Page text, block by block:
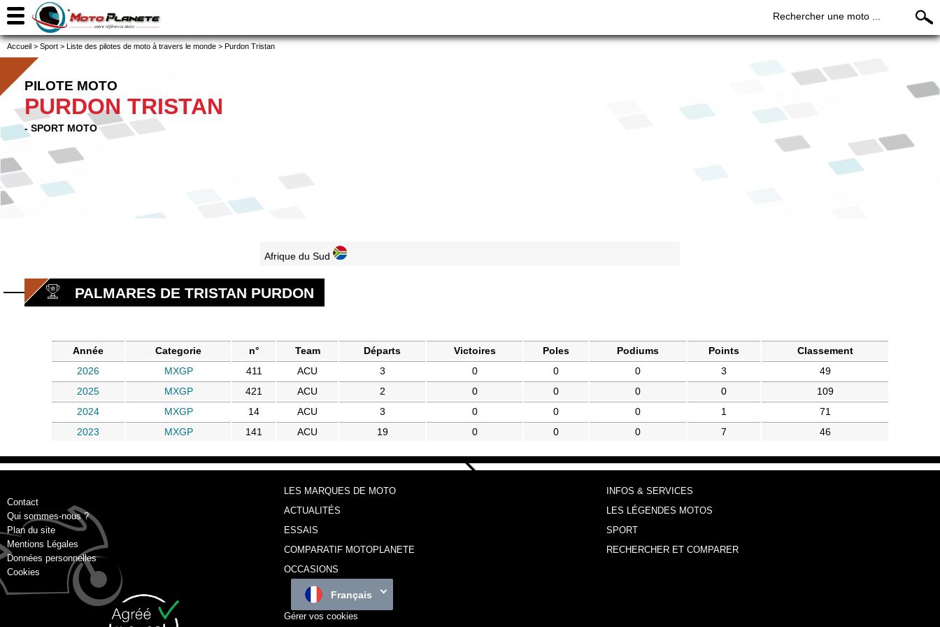
Rechercher une moto ...
Accueil > Sport > Liste des pilotes de moto à travers le monde > Purdon Tristan
PILOTE MOTO
PURDON TRISTAN
- SPORT MOTO
Afrique du Sud
PALMARES DE TRISTAN PURDON
Année Categorie n° Team Départs Victoires Poles Podiums Points
Classement
2026
MXGP 411 ACU 3 0 0 0 3
49
2025
MXGP 421 ACU 2 0 0 0 0
109
2024
MXGP 14 ACU 3 0 0 0 1
71
2023
MXGP 141 ACU 19 0 0 0 7 46
Contact
Qui sommes-nous ?
Plan du site
Mentions Légales
Données personnelles
Cookies
LES MARQUES DE MOTO
INFOS & SERVICES
ACTUALITÉS
LES LÉGENDES MOTOS
ESSAIS
SPORT
COMPARATIF MOTOPLANETE
RECHERCHER ET COMPARER
OCCASIONS
Français
Gérer vos cookies